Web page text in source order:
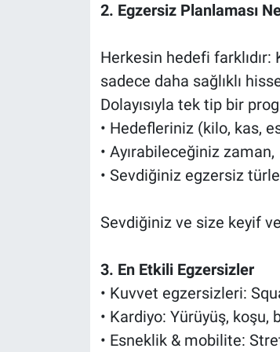
2. Egzersiz Planlaması
Herkesin hedefi
sadece daha sağlıklı
Dolayısıyla tek tip bir
• Hedefleriniz (kilo, kas,
• Ayırabileceğiniz zaman,
• Sevdiğiniz egzersiz
Sevdiğiniz ve size keyif
3. En Etkili Egzersizler
• Kuvvet egzersizleri:
• Kardiyo: Yürüyüş,
• Esneklik & mobilite: